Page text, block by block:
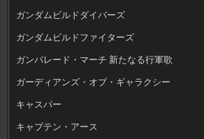
ガンダムビルドダイバーズ
ガンダムビルドファイターズ
ガンパレード・マーチ 新たなる行軍歌
ガーディアンズ・オブ・ギャラクシー
キャスパー
キャプテン・アース